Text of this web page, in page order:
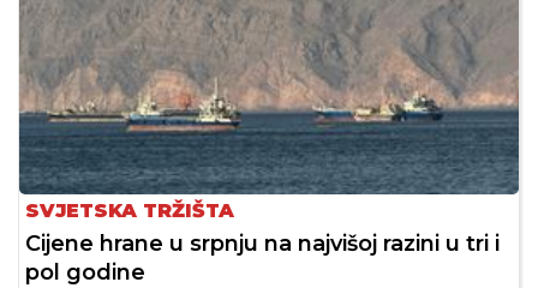
SVJETSKA TRŽIŠTA
Cijene hrane u srpnju na najvišoj razini u tri i
pol godine